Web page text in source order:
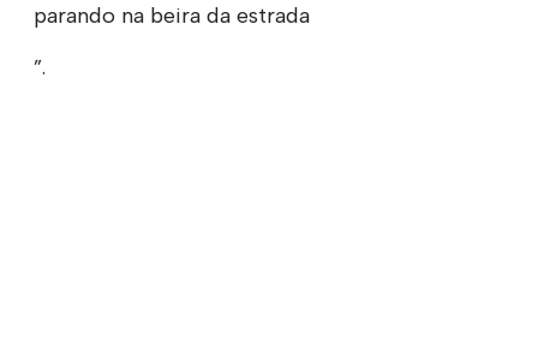
parando na beira da estrada
”.